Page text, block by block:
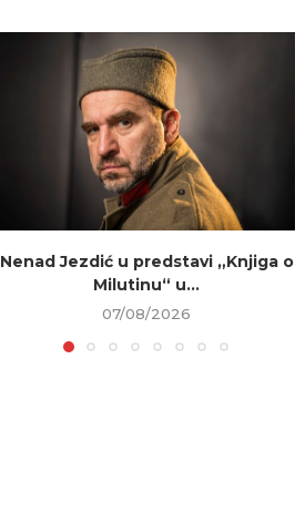
Nenad Jezdić u predstavi „Knjiga o
Milutinu“ u...
07/08/2026